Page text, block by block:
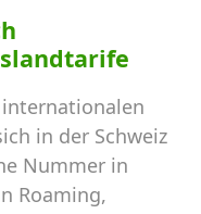
in der Schweiz
Nummer in
Roaming,